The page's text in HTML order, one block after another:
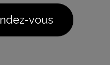
vous